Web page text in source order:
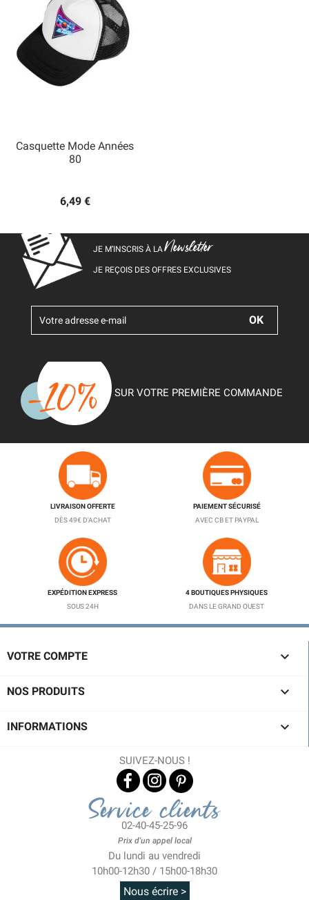
Casquette Mode Années
80
6,49 €
JE M’INSCRIS À LANewsletter
JE REÇOIS DES OFFRES EXCLUSIVES
SUR VOTRE PREMIÈRE COMMANDE
LIVRAISON OFFERTE
DÈS 49€ D'ACHAT
PAIEMENT SÉCURISÉ
AVEC CB ET PAYPAL
EXPÉDITION EXPRESS
SOUS 24H
4 BOUTIQUES PHYSIQUES
DANS LE GRAND OUEST
VOTRE COMPTE 
NOS PRODUITS 
INFORMATIONS 
SUIVEZ-NOUS !
Service clients
02-40-45-25-96
Prix d'un appel local
Du lundi au vendredi
10h00-12h30 / 15h00-18h30
Nous écrire >